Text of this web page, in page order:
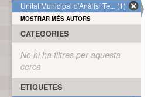
Unitat Municipal d'Anàlisi Te... (1)
MOSTRAR MÉS AUTORS
CATEGORIES
No hi ha filtres per aquesta
cerca
ETIQUETES